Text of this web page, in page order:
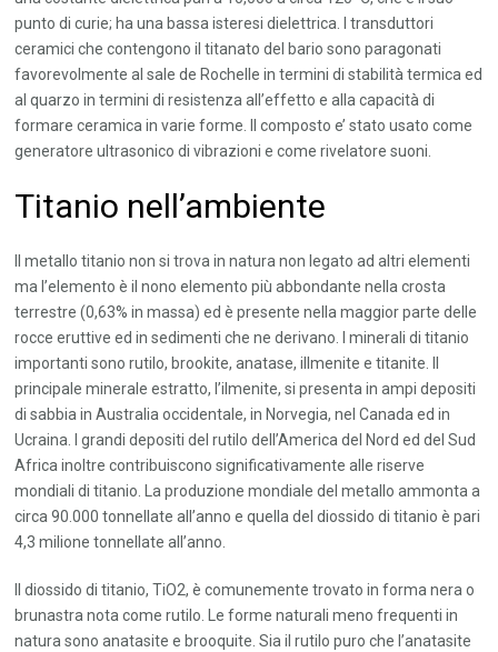
punto di curie; ha una bassa isteresi dielettrica. I transduttori
ceramici che contengono il titanato del bario sono paragonati
favorevolmente al sale de Rochelle in termini di stabilità termica ed
al quarzo in termini di resistenza all’effetto e alla capacità di
formare ceramica in varie forme. Il composto e’ stato usato come
generatore ultrasonico di vibrazioni e come rivelatore suoni.
Titanio nell’ambiente
Il metallo titanio non si trova in natura non legato ad altri elementi
ma l’elemento è il nono elemento più abbondante nella crosta
terrestre (0,63% in massa) ed è presente nella maggior parte delle
rocce eruttive ed in sedimenti che ne derivano. I minerali di titanio
importanti sono rutilo, brookite, anatase, illmenite e titanite. Il
principale minerale estratto, l’ilmenite, si presenta in ampi depositi
di sabbia in Australia occidentale, in Norvegia, nel Canada ed in
Ucraina. I grandi depositi del rutilo dell’America del Nord ed del Sud
Africa inoltre contribuiscono significativamente alle riserve
mondiali di titanio. La produzione mondiale del metallo ammonta a
circa 90.000 tonnellate all’anno e quella del diossido di titanio è pari
4,3 milione tonnellate all’anno.
Il diossido di titanio, TiO2, è comunemente trovato in forma nera o
brunastra nota come rutilo. Le forme naturali meno frequenti in
natura sono anatasite e brooquite. Sia il rutilo puro che l’anatasite